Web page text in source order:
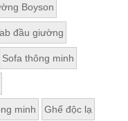
Boyson
đầu giường
Sofa thông minh
minh Ghế độc lạ